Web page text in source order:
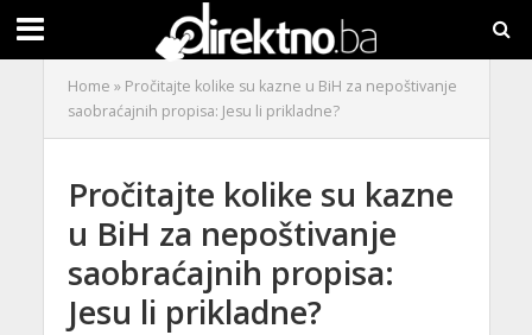
Home » Pročitajte kolike su kazne u BiH za nepoštivanje
saobraćajnih propisa: Jesu li prikladne?
Pročitajte kolike su kazne
u BiH za nepoštivanje
saobraćajnih propisa:
Jesu li prikladne?